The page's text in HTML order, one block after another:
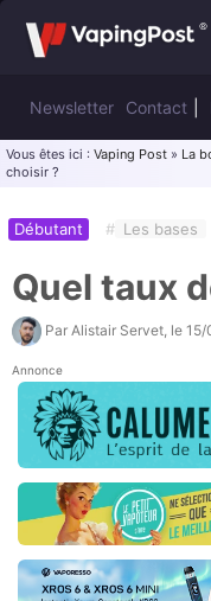
Newsletter Contact
Vous êtes ici : Vaping Post » La
choisir ?
Débutant # Les bases
Quel taux
Par Alistair Servet , le 15/
Annonce